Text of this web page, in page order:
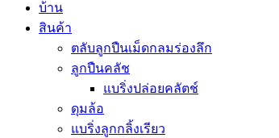
บ้าน
สินค้า
ตลับลูกปืนเม็ดกลมร่องลึก
ลูกปืนคลัช
แบริ่งปล่อยคลัตช์
ดุมล้อ
แบริ่งลูกกลิ้งเรียว